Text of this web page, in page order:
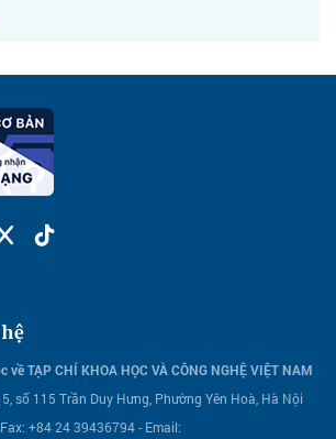
TẠP CHÍ KHOA HỌC VÀ CÔNG NGHỆ VIỆT NAM
số 115 Trần Duy Hưng, Phường Yên Hoà, Hà Nội
+84 24 39436794 - Email: